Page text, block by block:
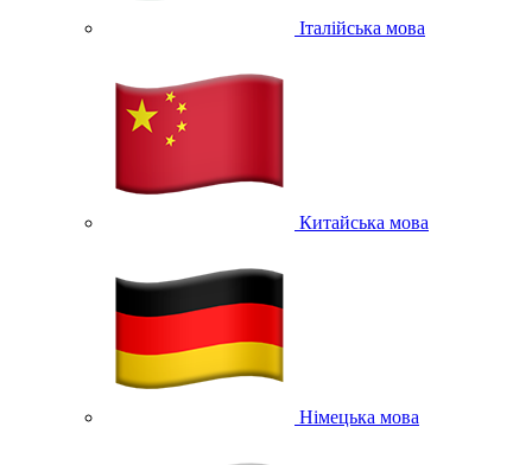
Італійська мова
Китайська мова
Німецька мова